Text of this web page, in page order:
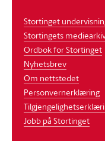
Stortinget
Stortingets
Ordbok for Stortinget
Nyhetsbrev
Om nettstedet
Personvernerklæring
Jobb på Stortinget